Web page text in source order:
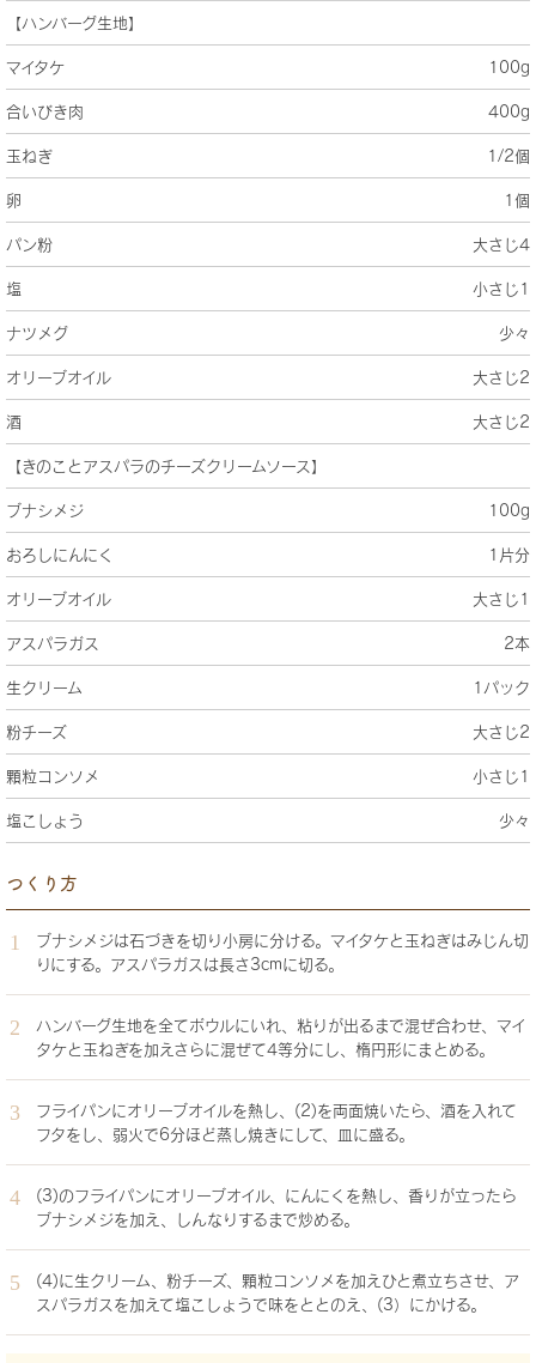
【ハンバーグ生地】
マイタケ 100g
合いびき肉 400g
玉ねぎ 1/2個
卵 1個
パン粉 大さじ4
塩 小さじ1
ナツメグ 少々
オリーブオイル 大さじ2
酒 大さじ2
【きのことアスパラのチーズクリームソース】
ブナシメジ 100g
おろしにんにく 1片分
オリーブオイル 大さじ1
アスパラガス 2本
生クリーム 1パック
粉チーズ 大さじ2
顆粒コンソメ 小さじ1
塩こしょう 少々
つくり方
ブナシメジは石づきを切り小房に分ける。マイタケと玉ねぎはみじん切
りにする。アスパラガスは長さ3cmに切る。
ハンバーグ生地を全てボウルにいれ、粘りが出るまで混ぜ合わせ、マイ
タケと玉ねぎを加えさらに混ぜて4等分にし、楕円形にまとめる。
フライパンにオリーブオイルを熱し、(2)を両面焼いたら、酒を入れて
フタをし、弱火で6分ほど蒸し焼きにして、皿に盛る。
(3)のフライパンにオリーブオイル、にんにくを熱し、香りが立ったら
ブナシメジを加え、しんなりするまで炒める。
(4)に生クリーム、粉チーズ、顆粒コンソメを加えひと煮立ちさせ、ア
スパラガスを加えて塩こしょうで味をととのえ、(3）にかける。